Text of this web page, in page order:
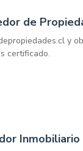
de
y
certificado.
Inmobiliario